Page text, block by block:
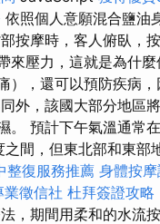
依照個人意願混合鹽油
按摩時，客人俯臥，
來壓力，這就是為什
），還可以預防疾病
外，該國大部分地區
。 預計下午氣溫通常
之間，但東北部和東部
整復服務推薦 身體按
業徵信社 杜拜簽證攻略
，期間用柔和的水流